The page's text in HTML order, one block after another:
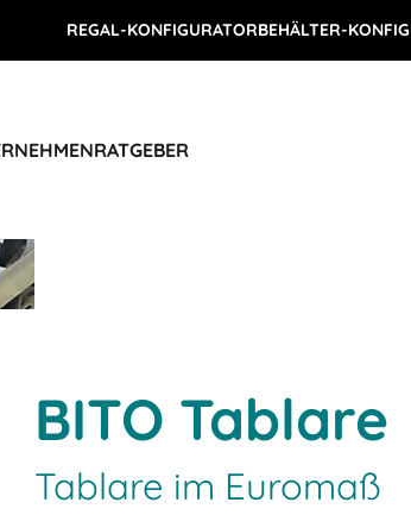
REGAL-KONFIGURATORBEHÄLTER-
RATGEBER
BITO Tablare
Tablare im Euromaß